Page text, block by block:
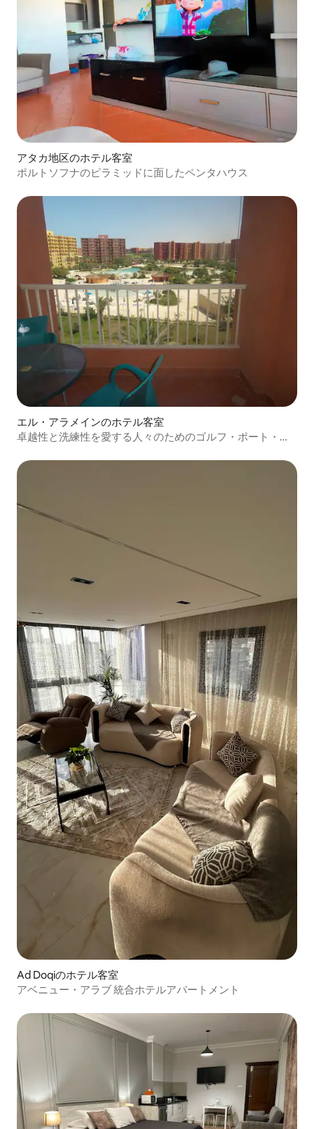
アタカ地区のホテル客室
ポルトソフナのピラミッドに面したペンタハウス
エル・アラメインのホテル客室
卓越性と洗練性を愛する人々のためのゴルフ・ポート・マ
の上。 マスタールームを含む2つのエアコン付きの部屋で
構成されるシャレー 専用バスルーム、ゲスト用の別のバス
ン、7つ星のマットレス。
Ad Doqiのホテル客室
アベニュー・アラブ 統合ホテルアパートメント